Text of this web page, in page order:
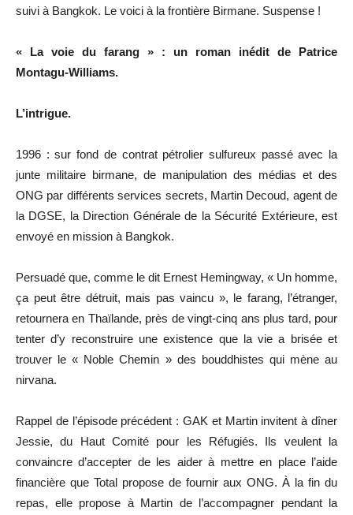
suivi à Bangkok. Le voici à la frontière Birmane. Suspense !
« La voie du farang » : un roman inédit de Patrice
Montagu-Williams.
L’intrigue.
1996 : sur fond de contrat pétrolier sulfureux passé avec la
junte militaire birmane, de manipulation des médias et des
ONG par différents services secrets, Martin Decoud, agent de
la DGSE, la Direction Générale de la Sécurité Extérieure, est
envoyé en mission à Bangkok.
Persuadé que, comme le dit Ernest Hemingway, « Un homme,
ça peut être détruit, mais pas vaincu », le farang, l’étranger,
retournera en Thaïlande, près de vingt-cinq ans plus tard, pour
tenter d’y reconstruire une existence que la vie a brisée et
trouver le « Noble Chemin » des bouddhistes qui mène au
nirvana.
Rappel de l’épisode précédent : GAK et Martin invitent à dîner
Jessie, du Haut Comité pour les Réfugiés. Ils veulent la
convaincre d’accepter de les aider à mettre en place l’aide
financière que Total propose de fournir aux ONG. À la fin du
repas, elle propose à Martin de l’accompagner pendant la